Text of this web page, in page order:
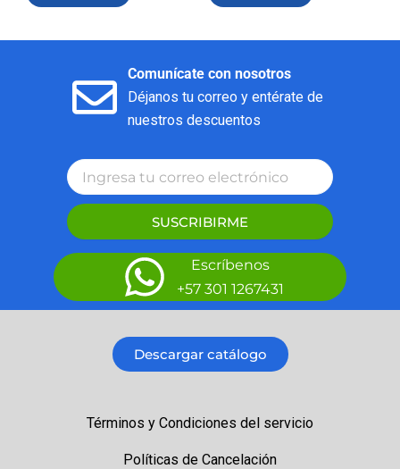
Comunícate con nosotros
Déjanos tu correo y entérate de
nuestros descuentos
SUSCRIBIRME
Escríbenos
+57 301 1267431
Descargar catálogo
Términos y Condiciones del servicio
Políticas de Cancelación